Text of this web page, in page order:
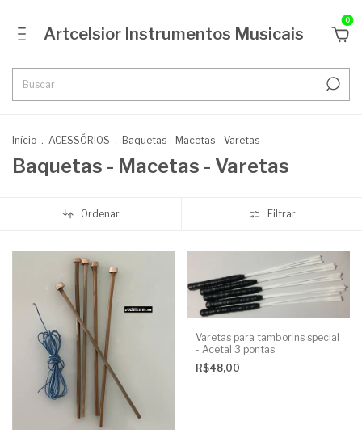
Artcelsior Instrumentos Musicais
0
Início . ACESSÓRIOS . Baquetas - Macetas - Varetas
Baquetas - Macetas - Varetas
Ordenar Filtrar
Varetas para tamborins special
- Acetal 3 pontas
R$48,00